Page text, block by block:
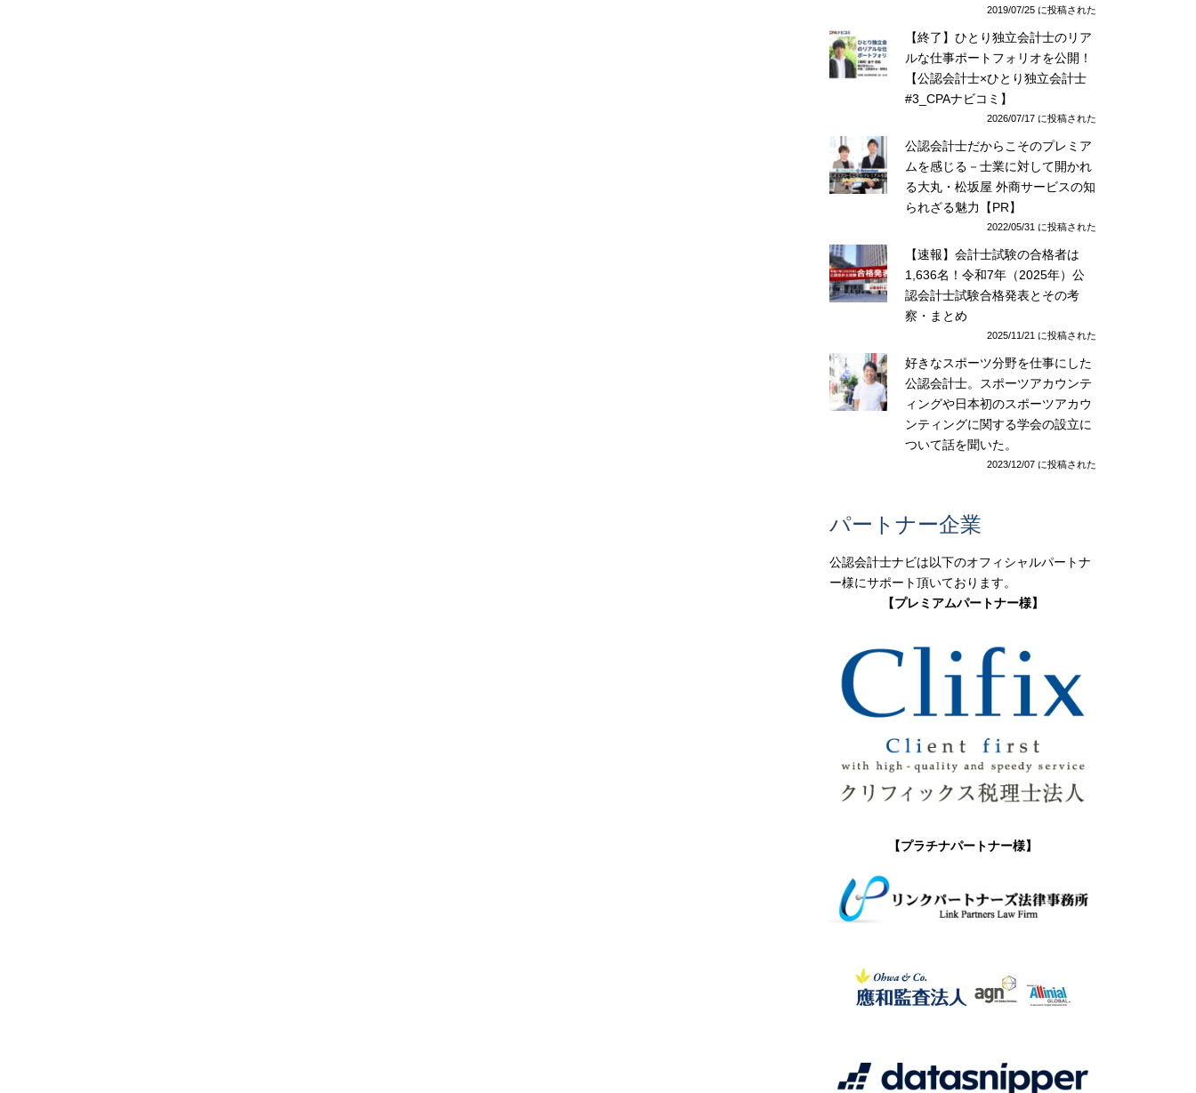
2019/07/25 に投稿された
【終了】ひとり独立会計士のリア
ルな仕事ポートフォリオを公開！
【公認会計士×ひとり独立会計士
#3_CPAナビコミ】
2026/07/17 に投稿された
公認会計士だからこそのプレミア
ムを感じる－士業に対して開かれ
る大丸・松坂屋 外商サービスの知
られざる魅力【PR】
2022/05/31 に投稿された
【速報】会計士試験の合格者は
1,636名！令和7年（2025年）公
認会計士試験合格発表とその考
察・まとめ
2025/11/21 に投稿された
好きなスポーツ分野を仕事にした
公認会計士。スポーツアカウンテ
ィングや日本初のスポーツアカウ
ンティングに関する学会の設立に
ついて話を聞いた。
2023/12/07 に投稿された
パートナー企業
公認会計士ナビは以下のオフィシャルパートナ
ー様にサポート頂いております。
【プレミアムパートナー様】
【プラチナパートナー様】